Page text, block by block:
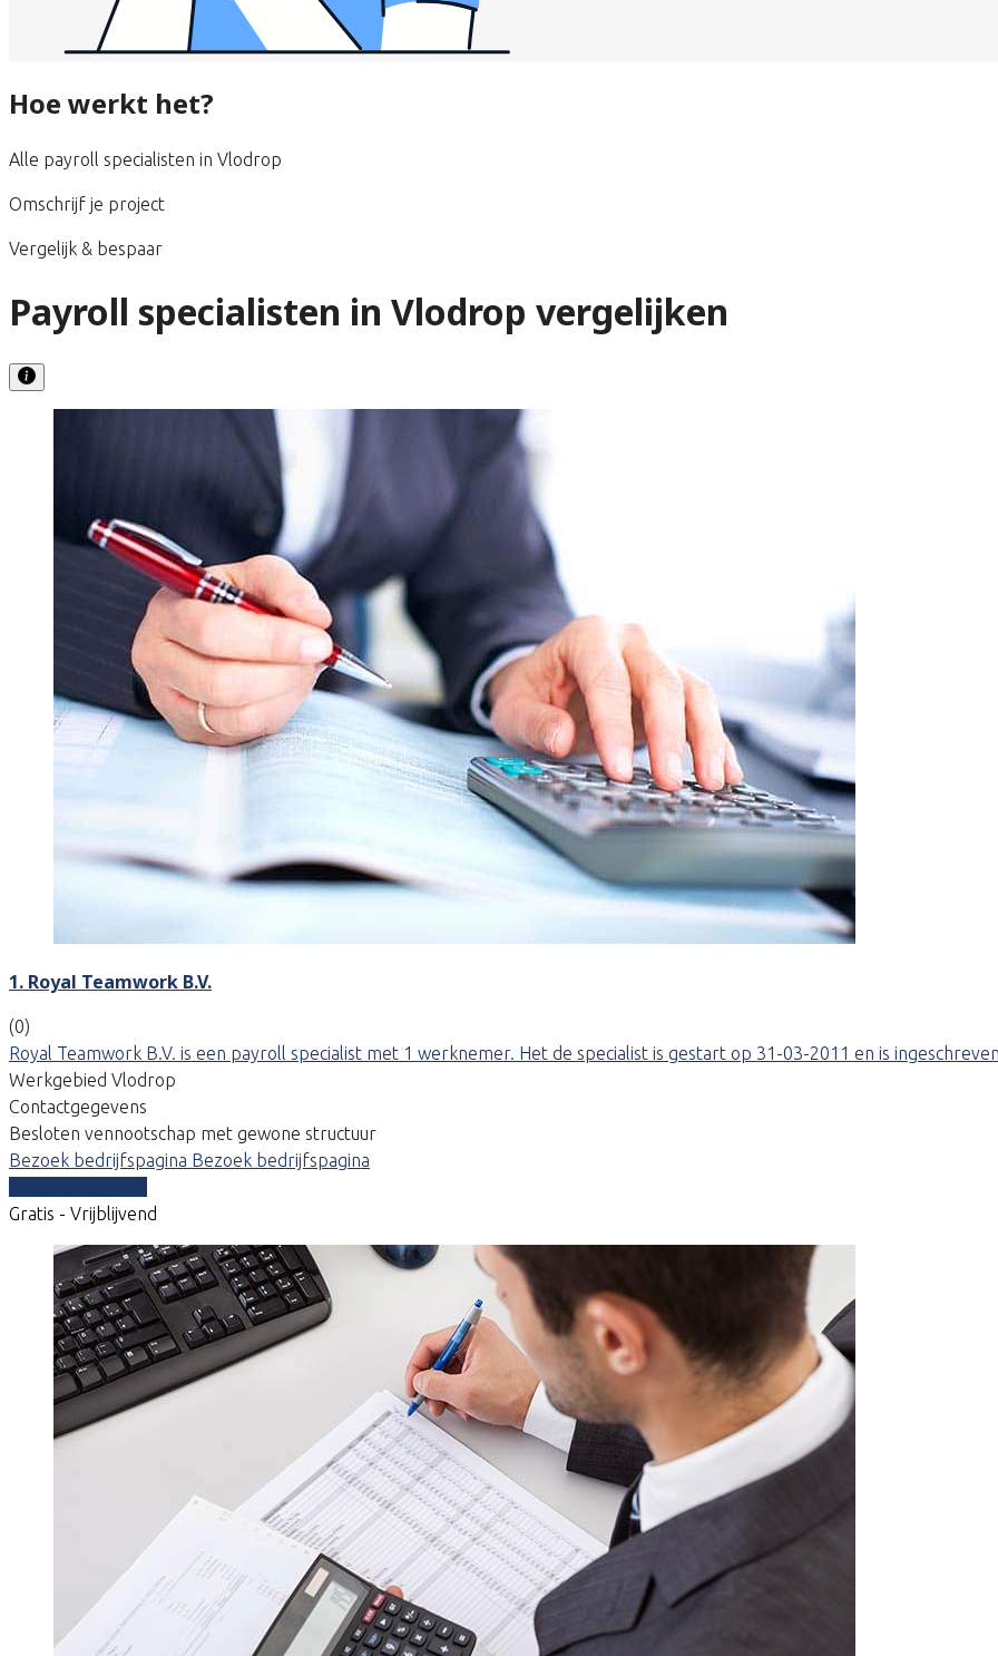
Hoe werkt het?
Alle payroll specialisten in Vlodrop
Omschrijf je project
Vergelijk & bespaar
Payroll specialisten in Vlodrop vergelijken
1. Royal Teamwork B.V.
(0)
Royal Teamwork B.V. is een payroll specialist met 1 werknemer. Het de specialist is gestart op 31-03-2011 en is
Werkgebied Vlodrop
Contactgegevens
Besloten vennootschap met gewone structuur
Bezoek bedrijfspagina Bezoek bedrijfspagina
Gratis - Vrijblijvend